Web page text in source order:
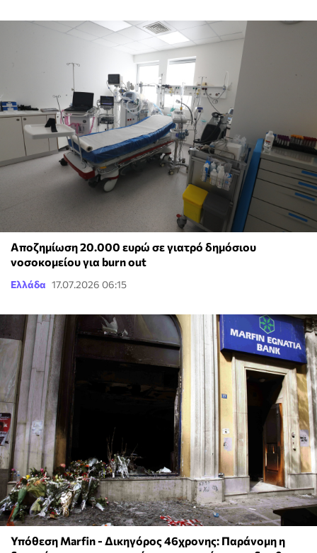
Αποζημίωση 20.000 ευρώ σε γιατρό δημόσιου
νοσοκομείου για burn out
Ελλάδα 17.07.2026 06:15
Υπόθεση Marfin - Δικηγόρος 46χρονης: Παράνομη η